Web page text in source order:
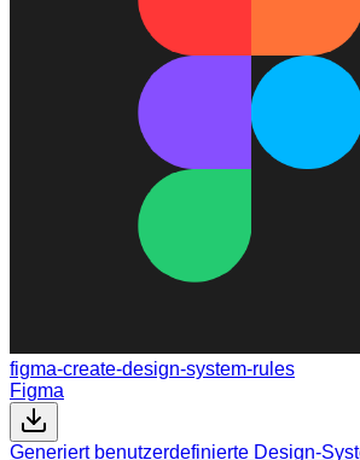
figma-create-design-system-rules
Figma
Generiert benutzerdefinierte Design-